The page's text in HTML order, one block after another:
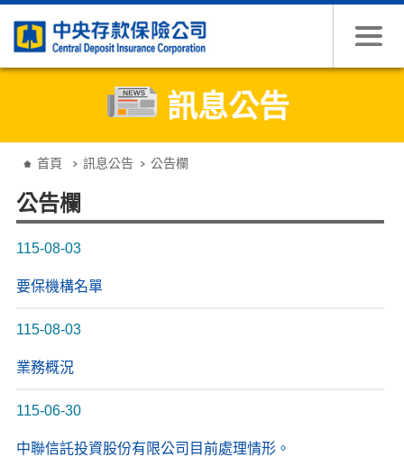
訊息公告
首頁 訊息公告 公告欄
公告欄
115-08-03
要保機構名單
115-08-03
業務概況
115-06-30
中聯信託投資股份有限公司目前處理情形。